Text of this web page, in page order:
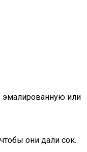
или
они дали сок.